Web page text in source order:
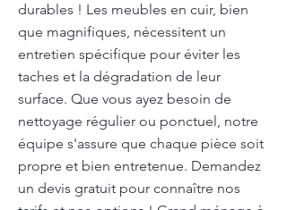
durables ! Les meubles en cuir, bien
que magnifiques, nécessitent un
entretien spécifique pour éviter les
taches et la dégradation de leur
surface. Que vous ayez besoin de
nettoyage régulier ou ponctuel, notre
équipe s'assure que chaque pièce soit
propre et bien entretenue. Demandez
un devis gratuit pour connaître nos